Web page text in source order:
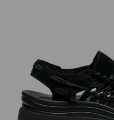
Previous